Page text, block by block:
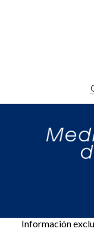
Información